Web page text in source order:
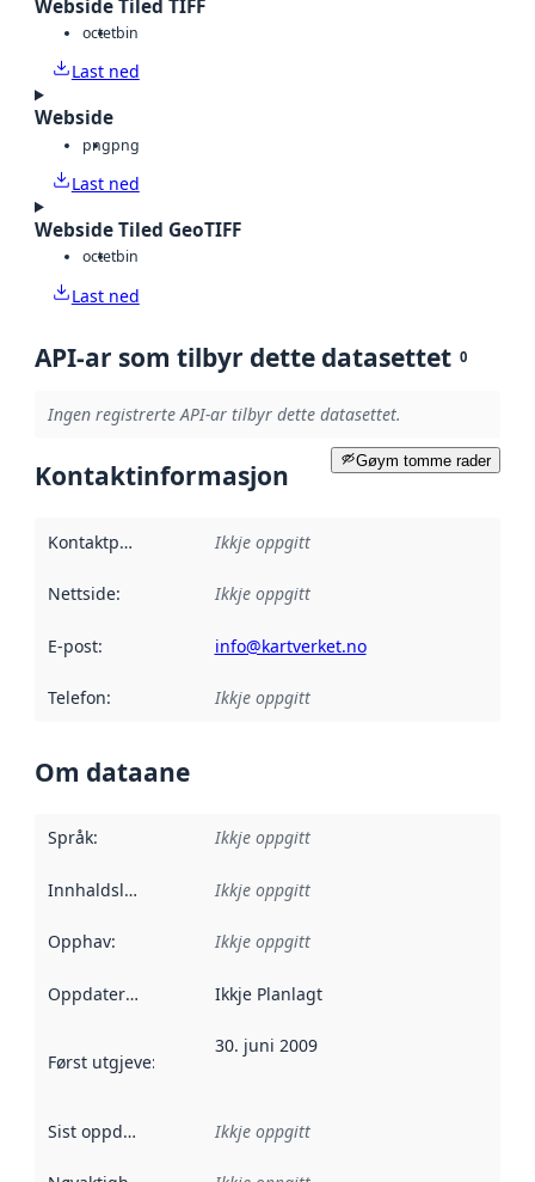
Webside Tiled TIFF
octetbin
Last ned
Webside
pngpng
Last ned
Webside Tiled GeoTIFF
octetbin
Last ned
API-ar som tilbyr dette datasettet 0
Ingen registrerte API-ar tilbyr dette datasettet.
Gøym tomme rader
Kontaktinformasjon
Kontaktpunkt Ikkje oppgitt
Nettside: Ikkje oppgitt
E-post: info@kartverket.no
Telefon: Ikkje oppgitt
Om dataane
Språk: Ikkje oppgitt
Innhaldsleverandørar :
Ikkje oppgitt
Opphav: Ikkje oppgitt
Oppdateringsfrekvens :
Ikkje Planlagt
Først utgjeve: Denne datoen seier når dataa i dette
30. juni 2009
Sist oppdatert Ikkje oppgitt